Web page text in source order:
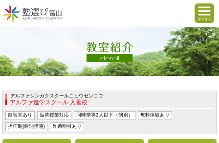
アルファシンガクスクールニュウゼンコウ
アルファ進学スクール 入善校
自習室あり 振替授業対応 同時指導2人以下（個別） 無料体験あり
担任制(個別指導) 兄弟割引あり